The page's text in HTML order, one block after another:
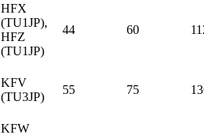
HFX
(TU1JP),
HFZ
(TU1JP)
44 60
KFV
(TU3JP)
55 75
KFW